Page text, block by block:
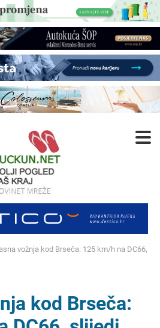
vožnja kod Brseča: 125 km/h na DC66,
kod Brseča: